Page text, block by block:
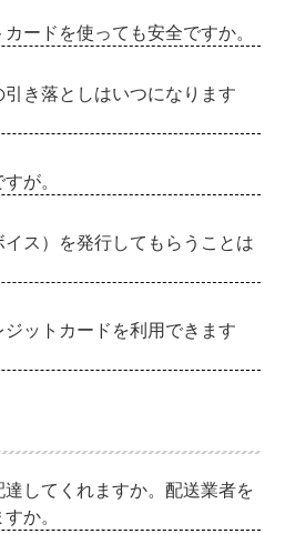
ードを使っても安全ですか。
き落としはいつになります
が。
ス）を発行してもらうことは
ットカードを利用できます
してくれますか。配送業者を
か。